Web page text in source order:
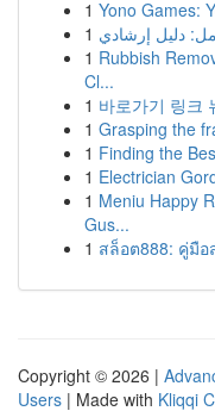
1 Yono Games:
1 دليل إرشادي
1 Rubbish
Cl...
1 바로가기 링크
1 Grasping the
1 Finding the
1 Electrician
1 Meniu Happy
Gus...
1 สล็อต888: คู่มื
Copyright © 2026 |
Users | Made with Kliqqi